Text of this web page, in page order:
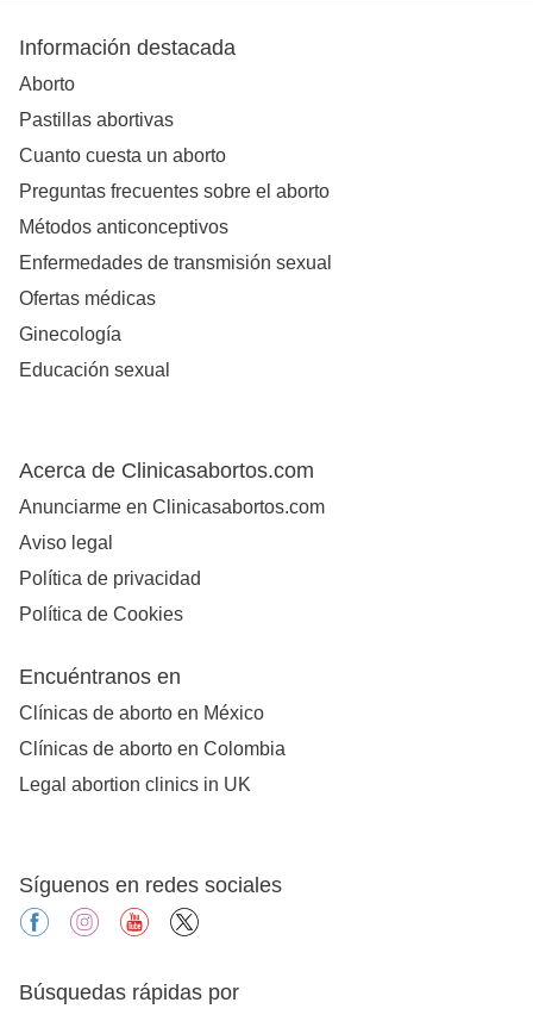
Información destacada
Aborto
Pastillas abortivas
Cuanto cuesta un aborto
Preguntas frecuentes sobre el aborto
Métodos anticonceptivos
Enfermedades de transmisión sexual
Ofertas médicas
Ginecología
Educación sexual
Acerca de Clinicasabortos.com
Anunciarme en Clinicasabortos.com
Aviso legal
Política de privacidad
Política de Cookies
Encuéntranos en
Clínicas de aborto en México
Clínicas de aborto en Colombia
Legal abortion clinics in UK
Síguenos en redes sociales
facebookinstagramyoutube
Búsquedas rápidas por